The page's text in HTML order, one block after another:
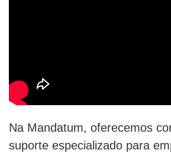
Na Mandatum, oferecemos
suporte especializado para